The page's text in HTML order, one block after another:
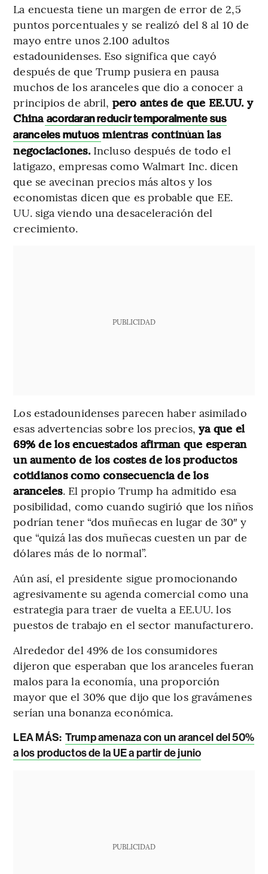
La encuesta tiene un margen de error de 2,5
puntos porcentuales y se realizó del 8 al 10 de
mayo entre unos 2.100 adultos
estadounidenses. Eso significa que cayó
después de que Trump pusiera en pausa
muchos de los aranceles que dio a conocer a
principios de abril, pero antes de que EE.UU. y
China acordaran reducir temporalmente sus
aranceles mutuos mientras continúan las
negociaciones. Incluso después de todo el
latigazo, empresas como Walmart Inc. dicen
que se avecinan precios más altos y los
economistas dicen que es probable que EE.
UU. siga viendo una desaceleración del
crecimiento.
PUBLICIDAD
Los estadounidenses parecen haber asimilado
esas advertencias sobre los precios, ya que el
69% de los encuestados afirman que esperan
un aumento de los costes de los productos
cotidianos como consecuencia de los
aranceles. El propio Trump ha admitido esa
posibilidad, como cuando sugirió que los niños
podrían tener “dos muñecas en lugar de 30″ y
que “quizá las dos muñecas cuesten un par de
dólares más de lo normal”.
Aún así, el presidente sigue promocionando
agresivamente su agenda comercial como una
estrategia para traer de vuelta a EE.UU. los
puestos de trabajo en el sector manufacturero.
Alrededor del 49% de los consumidores
dijeron que esperaban que los aranceles fueran
malos para la economía, una proporción
mayor que el 30% que dijo que los gravámenes
serían una bonanza económica.
LEA MÁS: Trump amenaza con un arancel del 50%
a los productos de la UE a partir de junio
PUBLICIDAD